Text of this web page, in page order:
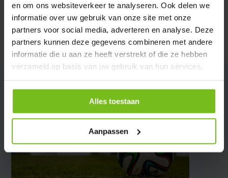
en om ons websiteverkeer te analyseren. Ook delen we
informatie over uw gebruik van onze site met onze
partners voor social media, adverteren en analyse. Deze
partners kunnen deze gegevens combineren met andere
informatie die u aan ze heeft verstrekt of die ze hebben
verzameld op basis van uw gebruik van hun services.
Alles toestaan
Aanpassen
Reviews
Delen